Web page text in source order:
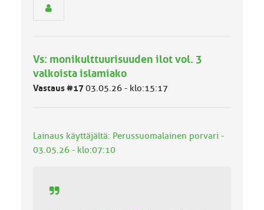
u
o
k
k
Vs: monikulttuurisuuden ilot vol. 3
valkoista islamiako
Vastaus #1703.05.26 - klo:15:17
Lainaus käyttäjältä: Perussuomalainen porvari -
03.05.26 - klo:07:10